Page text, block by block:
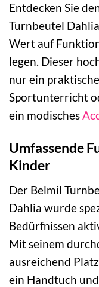
Entdecken Sie
Turnbeutel
Wert auf
legen. Dieser
nur ein
Sportunterricht
ein modisches
Umfassende
Kinder
Der Belmil
Dahlia wurde
Bedürfnissen
Mit seinem
ausreichend
ein Handtuch